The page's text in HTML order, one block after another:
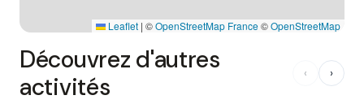
Leaflet | ©OpenStreetMap France©OpenStreetMap
Découvrez d'autres
activités
‹ ›